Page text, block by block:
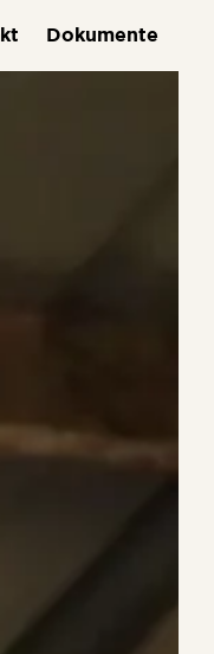
Dokumente